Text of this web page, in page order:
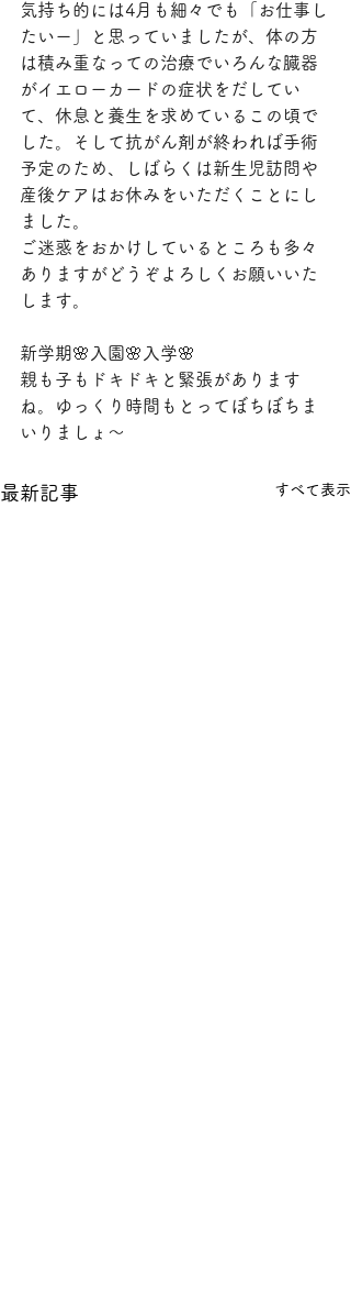
気持ち的には4月も細々でも「お仕事し
たいー」と思っていましたが、体の方
は積み重なっての治療でいろんな臓器
がイエローカードの症状をだしてい
て、休息と養生を求めているこの頃で
した。そして抗がん剤が終われば手術
予定のため、しばらくは新生児訪問や
産後ケアはお休みをいただくことにし
ました。
ご迷惑をおかけしているところも多々
ありますがどうぞよろしくお願いいた
します。
新学期🌸入園🌸入学🌸
親も子もドキドキと緊張があります
ね。ゆっくり時間もとってぼちぼちま
いりましょ〜
最新記事 すべて表示